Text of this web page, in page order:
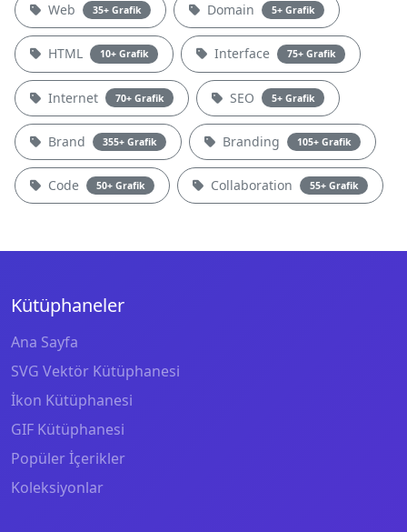
Web 35+ Grafik Domain 5+ Grafik
HTML 10+ Grafik Interface 75+ Grafik
Internet 70+ Grafik SEO 5+ Grafik
Brand 355+ Grafik Branding 105+ Grafik
Code 50+ Grafik Collaboration 55+ Grafik
Kütüphaneler
Ana Sayfa
SVG Vektör Kütüphanesi
İkon Kütüphanesi
GIF Kütüphanesi
Popüler İçerikler
Koleksiyonlar